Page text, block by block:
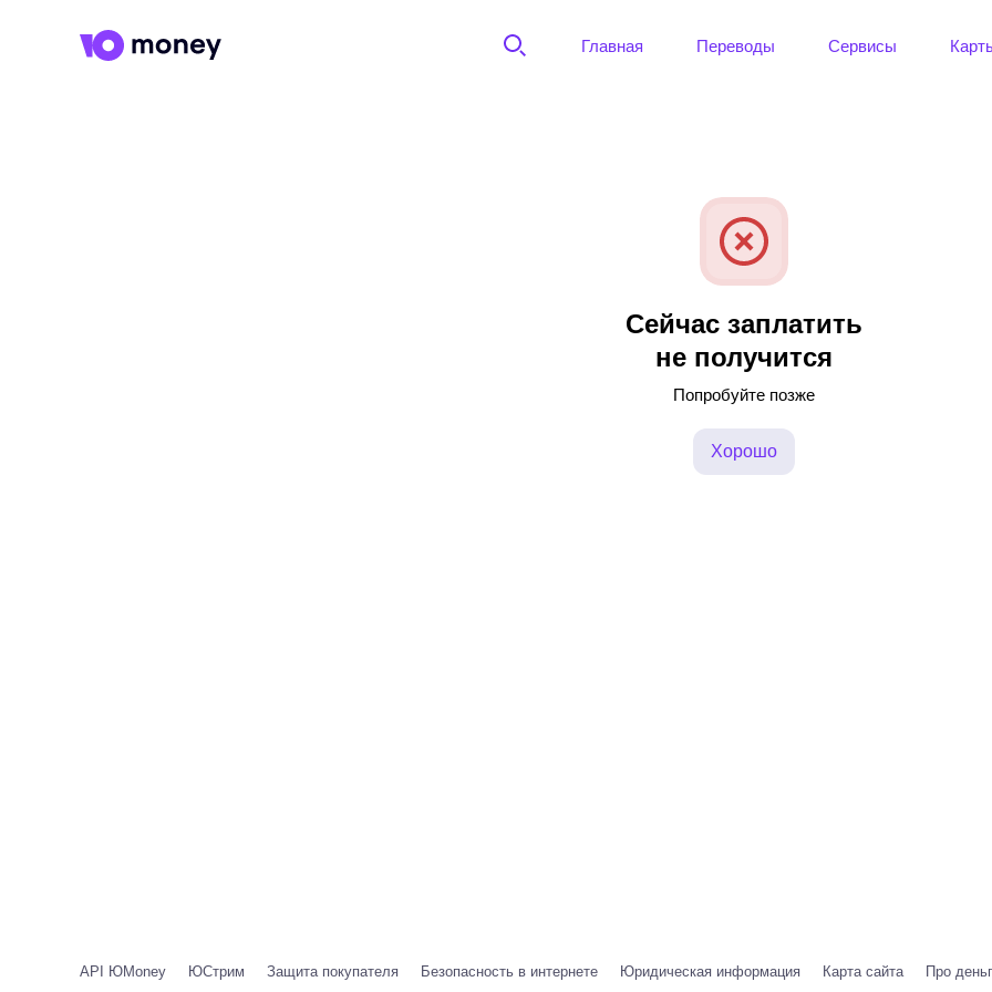
Главная Переводы Сервисы
Сейчас заплатить
не получится
Попробуйте позже
Хорошо
API ЮMoney ЮСтрим Защита покупателя Безопасность в интернете Юридическая информация Карта сайта Про